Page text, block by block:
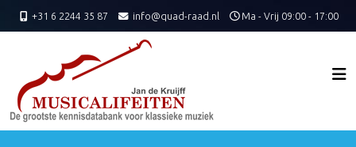
+31 6 2244 35 87 info@quad-raad.nl Ma - Vrij 09:00 - 17:00